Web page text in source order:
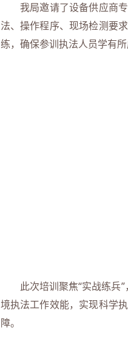
我局邀请了设备供应商专
法、操作程序、现场检测要
练，确保参训执法人员学有
此次培训聚焦“实战练兵”
境执法工作效能，实现科学
障。